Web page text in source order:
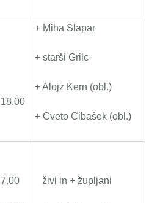
18.00
+ Miha Slapar
+ starši Grilc
+ Alojz Kern (obl.)
+ Cveto Cibašek (obl.)
7.00 živi in + župljani